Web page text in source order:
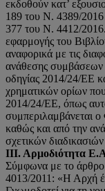
εκδοθούν κατ’
189 του Ν. 4389/
377 του Ν. 4412/
εφαρμογής του
αναφορικά με τις
ανάθεσης συμβάσεων
οδηγίας 2014/24/ΕΕ
χρηματικών ορίων
2014/24/ΕΕ, όπως
συμπεριλαμβάνεται
καθώς και από την
σχετικών
ΙΙΙ. Αρμοδιότητα
Σύμφωνα με το
4013/2011: «Η Αρχή